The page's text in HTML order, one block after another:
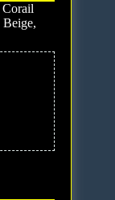
Corail
Beige,